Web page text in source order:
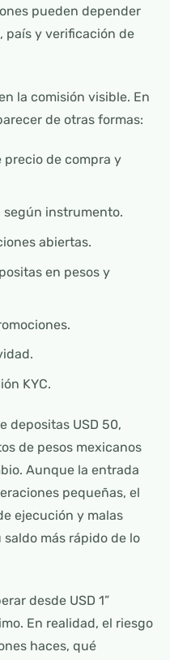
pueden depender
país y verificación de
la comisión visible. En
de otras formas:
de compra y
según instrumento.
abiertas.
en pesos y
KYC.
depositas USD 50,
de pesos mexicanos
Aunque la entrada
pequeñas, el
ejecución y malas
más rápido de lo
desde USD 1”
En realidad, el riesgo
haces, qué